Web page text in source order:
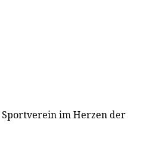
im Herzen der